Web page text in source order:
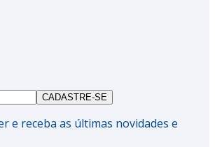
CADASTRE-SE
e receba as últimas novidades e